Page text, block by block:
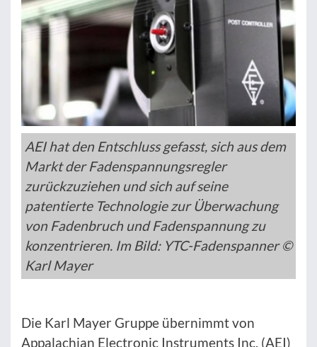
AEI hat den Entschluss gefasst, sich aus dem
Markt der Fadenspannungsregler
zurückzuziehen und sich auf seine
patentierte Technologie zur Überwachung
von Fadenbruch und Fadenspannung zu
konzentrieren. Im Bild: YTC-Fadenspanner ©
Karl Mayer
Die Karl Mayer Gruppe übernimmt von
Appalachian Electronic Instruments Inc. (AEI)